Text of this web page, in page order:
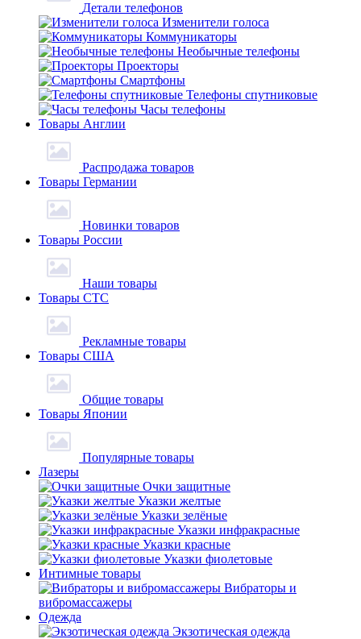
Детали телефонов
Изменители голоса
Коммуникаторы
Необычные телефоны
Проекторы
Смартфоны
Телефоны спутниковые
Часы телефоны
Товары Англии
Распродажа товаров
Товары Германии
Новинки товаров
Товары России
Наши товары
Товары СТС
Рекламные товары
Товары США
Общие товары
Товары Японии
Популярные товары
Лазеры
Очки защитные
Указки желтые
Указки зелёные
Указки инфракрасные
Указки красные
Указки фиолетовые
Интимные товары
Вибраторы и
вибромассажеры
Одежда
Экзотическая одежда